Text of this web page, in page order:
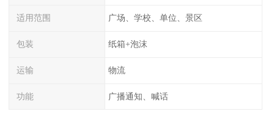
适用范围 广场、学校、单位、景区
包装 纸箱+泡沫
运输 物流
功能 广播通知、喊话